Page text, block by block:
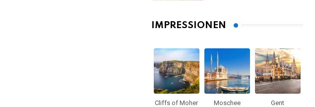
IMPRESSIONEN
Cliffs of Moher
Moschee
Gent